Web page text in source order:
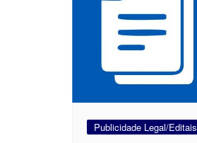
Publicidade Legal/Editais